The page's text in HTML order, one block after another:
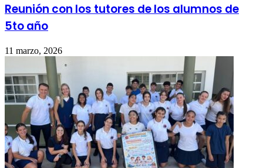
Reunión con los tutores de los alumnos de
5to año
11 marzo, 2026